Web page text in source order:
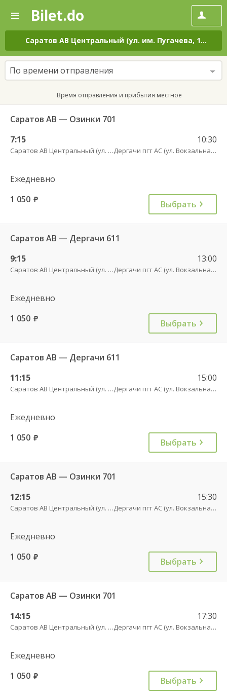
—
Поиск
и
покупка
билетов
на
автобус
онлайн
Bilet.do
Саратов АВ Центральный (ул. им. Пугачева, 179 А)
По времени отправления
Время отправления и прибытия местное
Саратов АВ — Озинки 701
7:15
Саратов АВ Центральный (ул. им. Пугачева, 179 А)
10:30
Дергачи пгт АС (ул. Вокзальная, 5А)
Ежедневно
1 050 руб. Выбрать
Саратов АВ — Дергачи 611
9:15
Саратов АВ Центральный (ул. им. Пугачева, 179 А)
13:00
Дергачи пгт АС (ул. Вокзальная, 5А)
Ежедневно
1 050 руб. Выбрать
Саратов АВ — Дергачи 611
11:15
Саратов АВ Центральный (ул. им. Пугачева, 179 А)
15:00
Дергачи пгт АС (ул. Вокзальная, 5А)
Ежедневно
1 050 руб. Выбрать
Саратов АВ — Озинки 701
12:15
Саратов АВ Центральный (ул. им. Пугачева, 179 А)
15:30
Дергачи пгт АС (ул. Вокзальная, 5А)
Ежедневно
1 050 руб. Выбрать
Саратов АВ — Озинки 701
14:15
Саратов АВ Центральный (ул. им. Пугачева, 179 А)
17:30
Дергачи пгт АС (ул. Вокзальная, 5А)
Ежедневно
1 050 руб. Выбрать